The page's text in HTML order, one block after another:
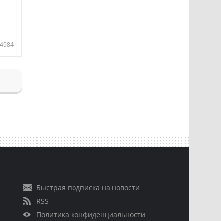
4984
Быстрая подписка на новости
RSS
Политика конфиденциальности